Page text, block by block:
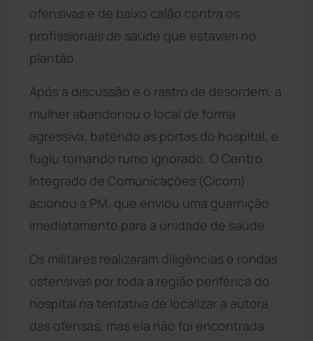
ofensivas e de baixo calão contra os
profissionais de saúde que estavam no
plantão.
Após a discussão e o rastro de desordem, a
mulher abandonou o local de forma
agressiva, batendo as portas do hospital, e
fugiu tomando rumo ignorado. O Centro
Integrado de Comunicações (Cicom)
acionou a PM, que enviou uma guarnição
imediatamente para a unidade de saúde.
Os militares realizaram diligências e rondas
ostensivas por toda a região periférica do
hospital na tentativa de localizar a autora
das ofensas, mas ela não foi encontrada.